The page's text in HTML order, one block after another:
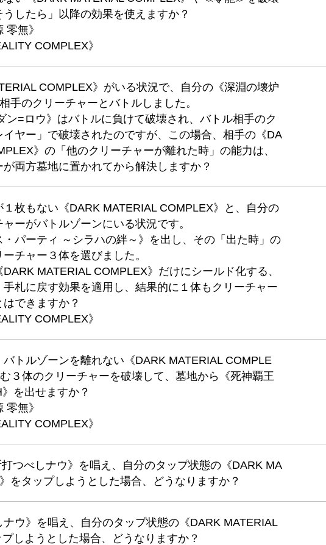
したら」以降の効果を使えますか？
無》
COMPLEX》
COMPLEX》がいる状況で、自分の《深淵の壊炉
手のクリーチャーとバトルしました。
ン=ロウ》はバトルに負けて破壊され、バトル相手のク
イヤー」で破壊されたのですが、この場合、相手の《DA
》の「他のクリーチャーが離れた時」の能力は、
が両方墓地に置かれてから解決しますか？
枚もない《DARK MATERIAL COMPLEX》と、自分の
ーがバトルゾーンにいる状況です。
パーティ ～シラハの絆～》を出し、その「出た時」の
チャー３体を選びました。
MATERIAL COMPLEX》だけにシールド化する、
札に戻す効果を適用し、結果的に１体もクリーチャー
できますか？
COMPLEX》
トルゾーンを離れない《DARK MATERIAL COMPLE
体のクリーチャーを破壊して、墓地から《死神覇王
を出せますか？
無》
COMPLEX》
打つべしナウ》を唱え、自分のタップ状態の《DARK MA
をタップしようとした場合、どうなりますか？
ナウ》を唱え、自分のタップ状態の《DARK MATERIAL
しようとした場合、どうなりますか？